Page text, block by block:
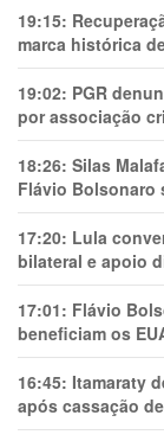
19:15:
marca histórica
19:02: PGR
por associação
18:26: Silas
Flávio Bolsonaro
17:20: Lula
bilateral e apoio
17:01: Flávio
beneficiam os
16:45: Itamaraty
após cassação